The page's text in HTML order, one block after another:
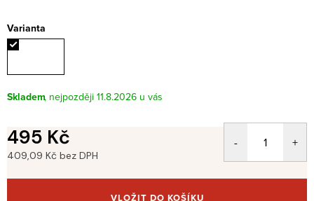
Varianta
Skladem 11.8.2026
495 Kč
409,09 Kč bez DPH
cena:
VLOŽIT DO KOŠÍKU